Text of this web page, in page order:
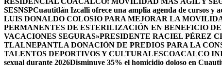
SESNSPCuautitlán Izcalli ofrece una amplia agenda de cursos y
LUIS DONALDO COLOSIO PARA MEJORAR LA
PERMANENTES DE ESTERILIZACIÓN EN BENEFICIO
VACACIONES SEGURAS»PRESIDENTE RACIEL PÉREZ
TLALNEPANTLA DONACIÓN DE PREDIOS PARA LA
TALENTOS DEPORTIVOS Y CULTURALESCOACALCO
sexual durante 2026Disminuye 35% el homicidio doloso en